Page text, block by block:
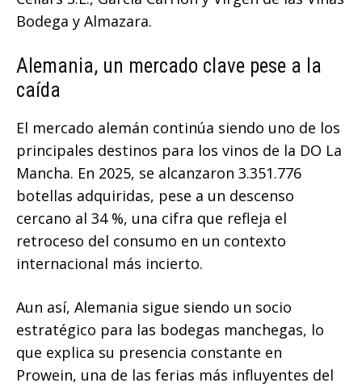
Bodega y Almazara.
Alemania, un mercado clave pese a la
caída
El mercado alemán continúa siendo uno de los
principales destinos para los vinos de la DO La
Mancha. En 2025, se alcanzaron 3.351.776
botellas adquiridas, pese a un descenso
cercano al 34 %, una cifra que refleja el
retroceso del consumo en un contexto
internacional más incierto.
Aun así, Alemania sigue siendo un socio
estratégico para las bodegas manchegas, lo
que explica su presencia constante en
Prowein, una de las ferias más influyentes del